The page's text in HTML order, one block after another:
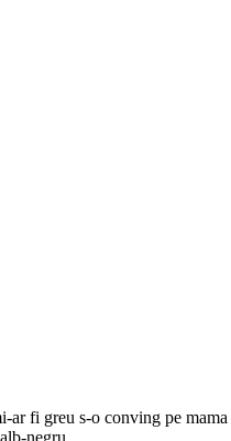
fi greu s-o conving pe
negru